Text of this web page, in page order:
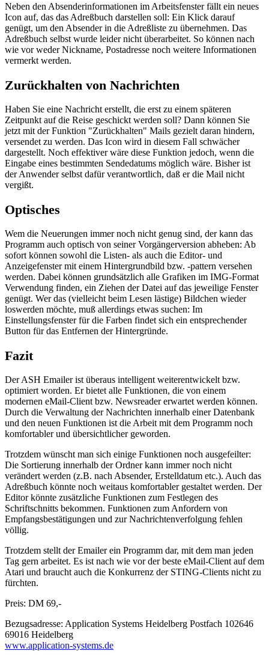
Neben den Absenderinformationen im Arbeitsfenster fällt ein neues
Icon auf, das das Adreßbuch darstellen soll: Ein Klick darauf
genügt, um den Absender in die Adreßliste zu übernehmen. Das
Adreßbuch selbst wurde leider nicht überarbeitet. So können nach
wie vor weder Nickname, Postadresse noch weitere Informationen
vermerkt werden.
Zurückhalten von Nachrichten
Haben Sie eine Nachricht erstellt, die erst zu einem späteren
Zeitpunkt auf die Reise geschickt werden soll? Dann können Sie
jetzt mit der Funktion "Zurückhalten" Mails gezielt daran hindern,
versendet zu werden. Das Icon wird in diesem Fall schwächer
dargestellt. Noch effektiver wäre diese Funktion jedoch, wenn die
Eingabe eines bestimmten Sendedatums möglich wäre. Bisher ist
der Anwender selbst dafür verantwortlich, daß er die Mail nicht
vergißt.
Optisches
Wem die Neuerungen immer noch nicht genug sind, der kann das
Programm auch optisch von seiner Vorgängerversion abheben: Ab
sofort können sowohl die Listen- als auch die Editor- und
Anzeigefenster mit einem Hintergrundbild bzw. -pattern versehen
werden. Dabei können grundsätzlich alle Grafiken im IMG-Format
Verwendung finden, ein Ziehen der Datei auf das jeweilige Fenster
genügt. Wer das (vielleicht beim Lesen lästige) Bildchen wieder
loswerden möchte, muß allerdings etwas suchen: Im
Einstellungsfenster für die Farben findet sich ein entsprechender
Button für das Entfernen der Hintergründe.
Fazit
Der ASH Emailer ist überaus intelligent weiterentwickelt bzw.
optimiert worden. Er bietet alle Funktionen, die von einem
modernen eMail-Client bzw. Newsreader erwartet werden können.
Durch die Verwaltung der Nachrichten innerhalb einer Datenbank
und den neuen Funktionen ist die Arbeit mit dem Programm noch
komfortabler und übersichtlicher geworden.
Trotzdem wünscht man sich einige Funktionen noch ausgefeilter:
Die Sortierung innerhalb der Ordner kann immer noch nicht
verändert werden (z.B. nach Absender, Erstelldatum etc.). Auch das
Adreßbuch könnte noch weitaus komfortabler gestaltet werden. Der
Editor könnte zusätzliche Funktionen zum Festlegen des
Schriftschnitts bekommen. Funktionen zum Anfordern von
Empfangsbestätigungen und zur Nachrichtenverfolgung fehlen
völlig.
Trotzdem stellt der Emailer ein Programm dar, mit dem man jeden
Tag gern arbeitet. Es ist nach wie vor der beste eMail-Client auf dem
Atari und braucht auch die Konkurrenz der STING-Clients nicht zu
fürchten.
Preis: DM 69,-
Bezugsadresse: Application Systems Heidelberg Postfach 102646
69016 Heidelberg
www.application-systems.de